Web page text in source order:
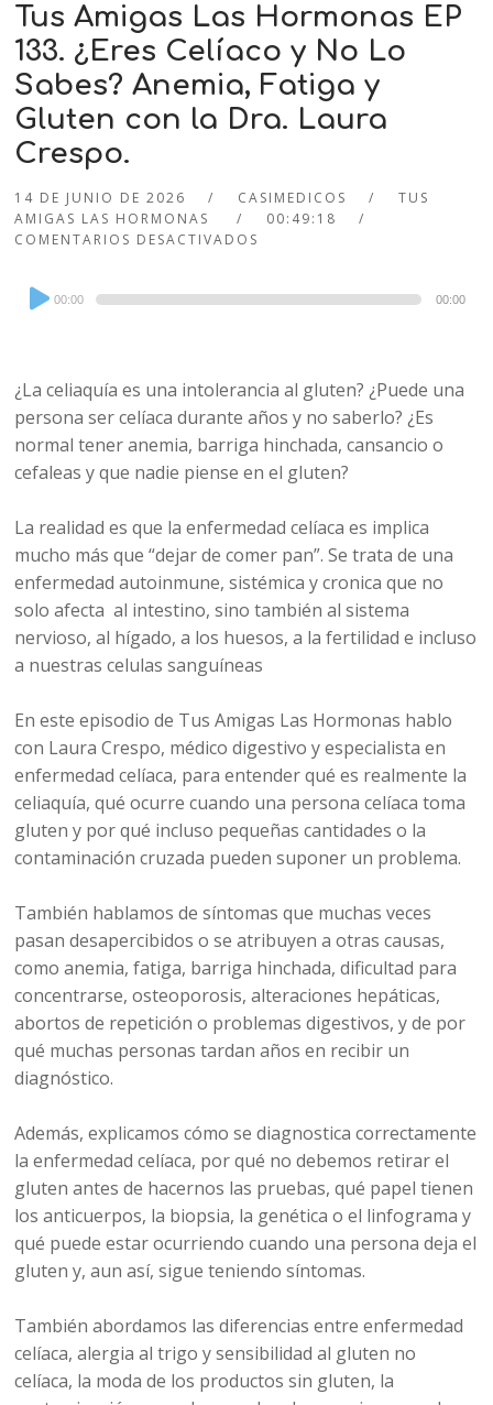
Tus Amigas Las Hormonas EP
133. ¿Eres Celíaco y No Lo
Sabes? Anemia, Fatiga y
Gluten con la Dra. Laura
Crespo.
14 DE JUNIO DE 2026 CASIMEDICOS
TUS
AMIGAS LAS HORMONAS
00:49:18
COMENTARIOS DESACTIVADOS
Audio
Player
00:00 00:00
¿La celiaquía es una intolerancia al gluten? ¿Puede una
persona ser celíaca durante años y no saberlo? ¿Es
normal tener anemia, barriga hinchada, cansancio o
cefaleas y que nadie piense en el gluten?
La realidad es que la enfermedad celíaca es implica
mucho más que “dejar de comer pan”. Se trata de una
enfermedad autoinmune, sistémica y cronica que no
solo afecta al intestino, sino también al sistema
nervioso, al hígado, a los huesos, a la fertilidad e incluso
a nuestras celulas sanguíneas
En este episodio de Tus Amigas Las Hormonas hablo
con Laura Crespo, médico digestivo y especialista en
enfermedad celíaca, para entender qué es realmente la
celiaquía, qué ocurre cuando una persona celíaca toma
gluten y por qué incluso pequeñas cantidades o la
contaminación cruzada pueden suponer un problema.
También hablamos de síntomas que muchas veces
pasan desapercibidos o se atribuyen a otras causas,
como anemia, fatiga, barriga hinchada, dificultad para
concentrarse, osteoporosis, alteraciones hepáticas,
abortos de repetición o problemas digestivos, y de por
qué muchas personas tardan años en recibir un
diagnóstico.
Además, explicamos cómo se diagnostica correctamente
la enfermedad celíaca, por qué no debemos retirar el
gluten antes de hacernos las pruebas, qué papel tienen
los anticuerpos, la biopsia, la genética o el linfograma y
qué puede estar ocurriendo cuando una persona deja el
gluten y, aun así, sigue teniendo síntomas.
También abordamos las diferencias entre enfermedad
celíaca, alergia al trigo y sensibilidad al gluten no
celíaca, la moda de los productos sin gluten, la